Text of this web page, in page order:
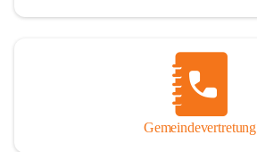
Gemeindevertretung